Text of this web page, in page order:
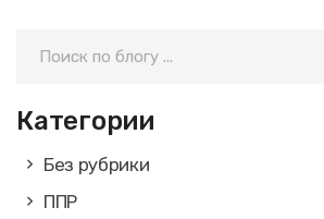
Категории
Без рубрики
ППР